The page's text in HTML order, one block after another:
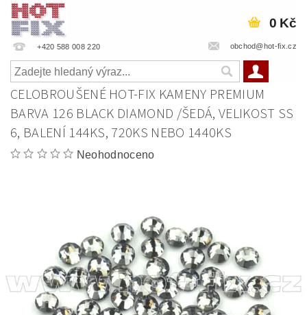
+420 588 008 220 obchod@hot-fix.cz
0 Kč
CELOBROUŠENÉ HOT-FIX KAMENY PREMIUM
BARVA 126 BLACK DIAMOND /ŠEDÁ, VELIKOST SS
6, BALENÍ 144KS, 720KS NEBO 1440KS
Neohodnoceno